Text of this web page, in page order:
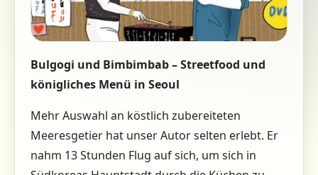
Bulgogi und Bimbimbab – Streetfood und
königliches Menü in Seoul
Mehr Auswahl an köstlich zubereiteten
Meeresgetier hat unser Autor selten erlebt. Er
nahm 13 Stunden Flug auf sich, um sich in